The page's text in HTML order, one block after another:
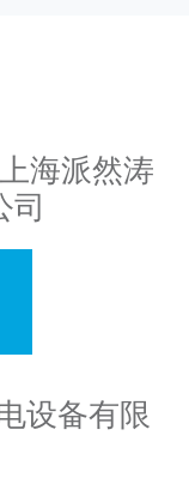
海派然涛
司
设备有限